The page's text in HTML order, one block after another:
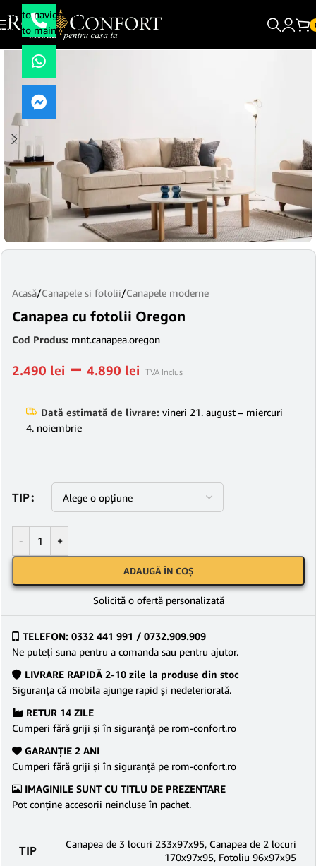
Skip to navigation
Skip to main content
Acasă/Canapele si fotolii/Canapele moderne
Canapea cu fotolii Oregon
Cod Produs: mnt.canapea.oregon
2.490 lei – 4.890 lei TVA Inclus
Dată estimată de livrare: vineri 21. august – miercuri
4. noiembrie
TIP
- +
ADAUGĂ ÎN COȘ
Solicită o ofertă personalizată
TELEFON: 0332 441 991 / 0732.909.909
Ne puteţi suna pentru a comanda sau pentru ajutor.
LIVRARE RAPIDĂ 2-10 zile la produse din stoc
Siguranţa că mobila ajunge rapid şi nedeteriorată.
RETUR 14 ZILE
Cumperi fără griji şi în siguranţă pe rom-confort.ro
GARANŢIE 2 ANI
Cumperi fără griji şi în siguranţă pe rom-confort.ro
IMAGINILE SUNT CU TITLU DE PREZENTARE
Pot conține accesorii neincluse în pachet.
TIP Canapea de 3 locuri 233x97x95, Canapea de 2 locuri
170x97x95, Fotoliu 96x97x95